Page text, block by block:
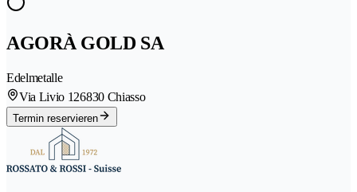
AGORÀ GOLD SA
Edelmetalle
Via Livio 126830 Chiasso
Termin reservieren